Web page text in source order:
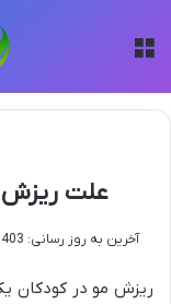
علت
آخرین به روز رسانی: 02/06/1403
ریزش مو در کودکان